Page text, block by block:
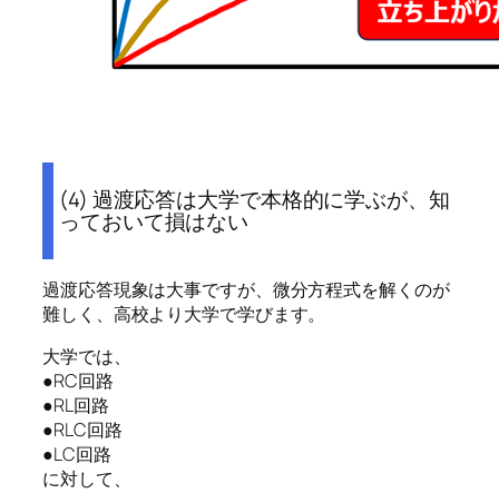
(4) 過渡応答は大学で本格的に学ぶが、知
っておいて損はない
過渡応答現象は大事ですが、微分方程式を解くのが
難しく、高校より大学で学びます。
大学では、
●RC回路
●RL回路
●RLC回路
●LC回路
に対して、